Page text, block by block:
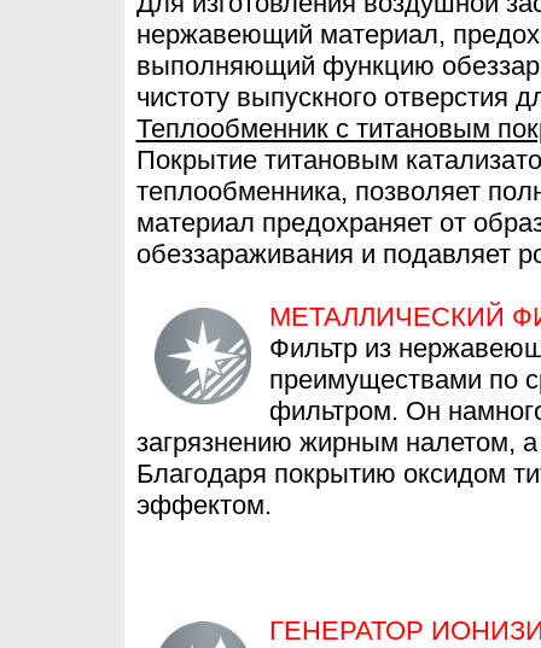
нержавеющий материал,
выполняющий функцию
чистоту выпускного отверстия
Теплообменник с титановым
Покрытие титановым
теплообменника, позволяет
материал предохраняет от
обеззараживания и подавляет
МЕТАЛЛИЧЕСКИЙ
Фильтр из
преимуществами по
фильтром. Он
загрязнению жирным налетом, а
Благодаря покрытию оксидом
эффектом.
ГЕНЕРАТОР